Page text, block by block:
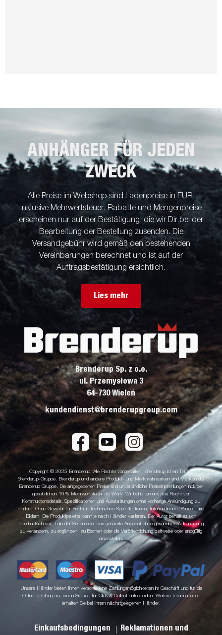
ANHÄNGER FÜR JEDEN
ZWECK
Alle Preise im Webshop sind Ladenpreise in EUR,
inklusive Mehrwertsteuer. Rabatte und Mengenpreise
erscheinen nur auf der Bestätigung, die wir Dir bei der
Bearbeitung der Bestellung zusenden. Die
Versandgebühr wird gemäß den bestehenden
Vereinbarungen berechnet und ist auf der
Auftragsbestätigung ersichtlich.
Lies mehr
Brenderup Sp. z o.o.
ul. Przemysłowa 3
64-730 Wieleń
kundendienst@brenderupgroup.com
Copyright © 2025 Brenderup. Alle Rechte vorbehalten. Brenderup ist ein Teil der
Brenderup-Gruppe. Brenderup und andere Produkt- und Merkmalsmarken sind Marken der
Brenderup Gruppe. Die angegebenen Preise sind unverbindliche Preisempfehlungen incl. der
gesetzlichen 19% Mehrwertsteuer ab Werk. Wir behalten uns das Recht vor
Konstruktionsdetails, Spezifikationen und Ausstattungen ohne vorherige Ankündigung zu
ändern. Ohne Gewähr für Fehler in technischen Spezifikationen, Informationen, Preisen und
Bildern. Die Produktpalette kann je nach Händler variieren. Der Autor behält es sich
ausdrücklich vor, Teile der Seiten oder das gesamte Angebot ohne gesonderte Ankündigung
zu verändern, zu ergänzen, zu löschen oder die Veröffentlichung zeitweise oder endgültig
einzustellen.
Unsere Händler bieten Ihnen verschiedene Zahlungsmöglichkeiten im Geschäft und für die
Online-Zahlung an, wenn Sie sich für Click & Collect entscheiden. Weitere Informationen
erhalten Sie bei Ihrem nächstgelegenen Händler.
Einkaufsbedingungen Reklamationen und